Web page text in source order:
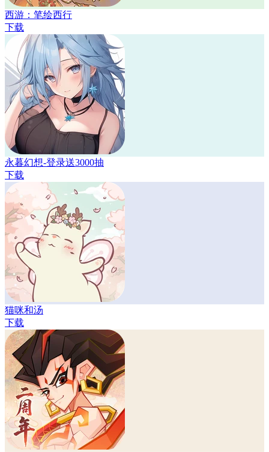
西游：笔绘西行
下载
永暮幻想-登录送3000抽
下载
猫咪和汤
下载